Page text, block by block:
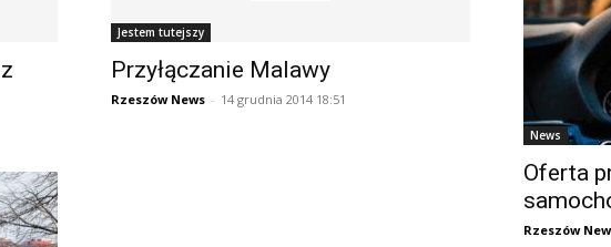
Jestem tutejszy
Przyłączanie Malawy
Rzeszów News - 14 grudnia 2014 18:51
News
Oferta
Rzeszów